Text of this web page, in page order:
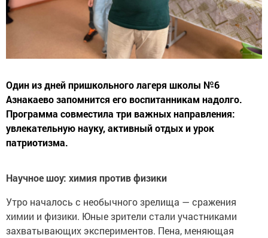
Один из дней пришкольного лагеря школы №6
Азнакаево запомнится его воспитанникам надолго.
Программа совместила три важных направления:
увлекательную науку, активный отдых и урок
патриотизма.
Научное шоу: химия против физики
Утро началось с необычного зрелища — сражения
химии и физики. Юные зрители стали участниками
захватывающих экспериментов. Пена, меняющая